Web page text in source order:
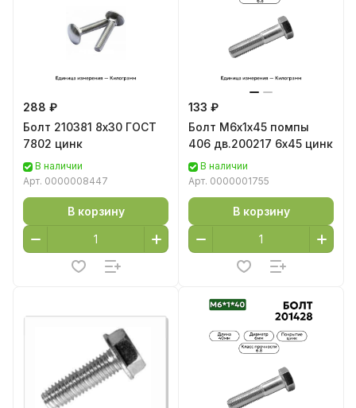
288 ₽
Болт 210381 8х30 ГОСТ
7802 цинк
В наличии
Арт. 0000008447
В корзину
133 ₽
Болт М6х1х45 помпы
406 дв.200217 6х45 цинк
В наличии
Арт. 0000001755
В корзину